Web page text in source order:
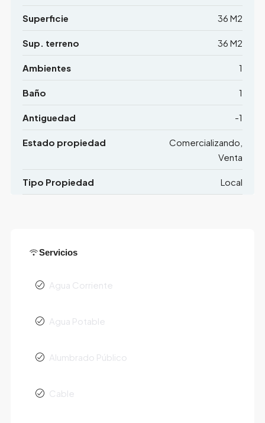
Superficie 36 M2
Sup. terreno 36 M2
Ambientes 1
Baño 1
Antiguedad -1
Estado propiedad
Comercializando,
Venta
Tipo Propiedad Local
Servicios
Agua Corriente
Agua Potable
Alumbrado Público
Cable